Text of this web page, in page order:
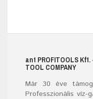
ant PROFITOOLS Kft.
TOOL COMPANY
Már 30 éve
Professzionális víz-